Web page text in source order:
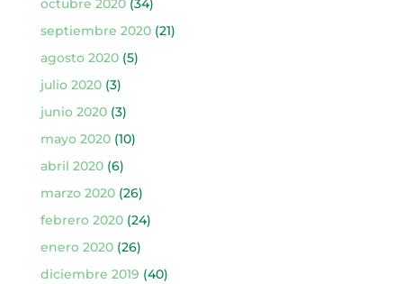
septiembre 2020(21)
agosto 2020(5)
julio 2020(3)
junio 2020(3)
mayo 2020(10)
abril 2020(6)
marzo 2020(26)
febrero 2020(24)
enero 2020(26)
diciembre 2019 (40)